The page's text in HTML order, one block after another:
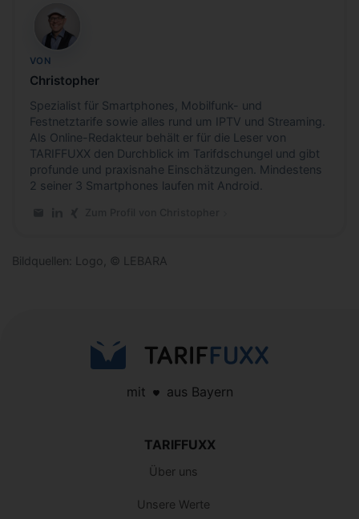
CB
VON
Christopher
Spezialist für Smartphones, Mobilfunk- und
Festnetztarife sowie alles rund um IPTV und Streaming.
Als Online-Redakteur behält er für die Leser von
TARIFFUXX den Durchblick im Tarifdschungel und gibt
profunde und praxisnahe Einschätzungen. Mindestens
2 seiner 3 Smartphones laufen mit Android.
Bildquellen: Logo, © LEBARA
mit aus Bayern
TARIFFUXX
Über uns
Unsere Werte